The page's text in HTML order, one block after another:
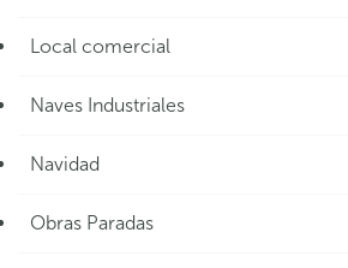
Local comercial
Naves Industriales
Navidad
Obras Paradas